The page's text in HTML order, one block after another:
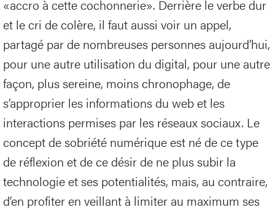
«accro à cette cochonnerie». Derrière le verbe dur
et le cri de colère, il faut aussi voir un appel,
partagé par de nombreuses personnes aujourd’hui,
pour une autre utilisation du digital, pour une autre
façon, plus sereine, moins chronophage, de
s’approprier les informations du web et les
interactions permises par les réseaux sociaux. Le
concept de sobriété numérique est né de ce type
de réflexion et de ce désir de ne plus subir la
technologie et ses potentialités, mais, au contraire,
d’en profiter en veillant à limiter au maximum ses